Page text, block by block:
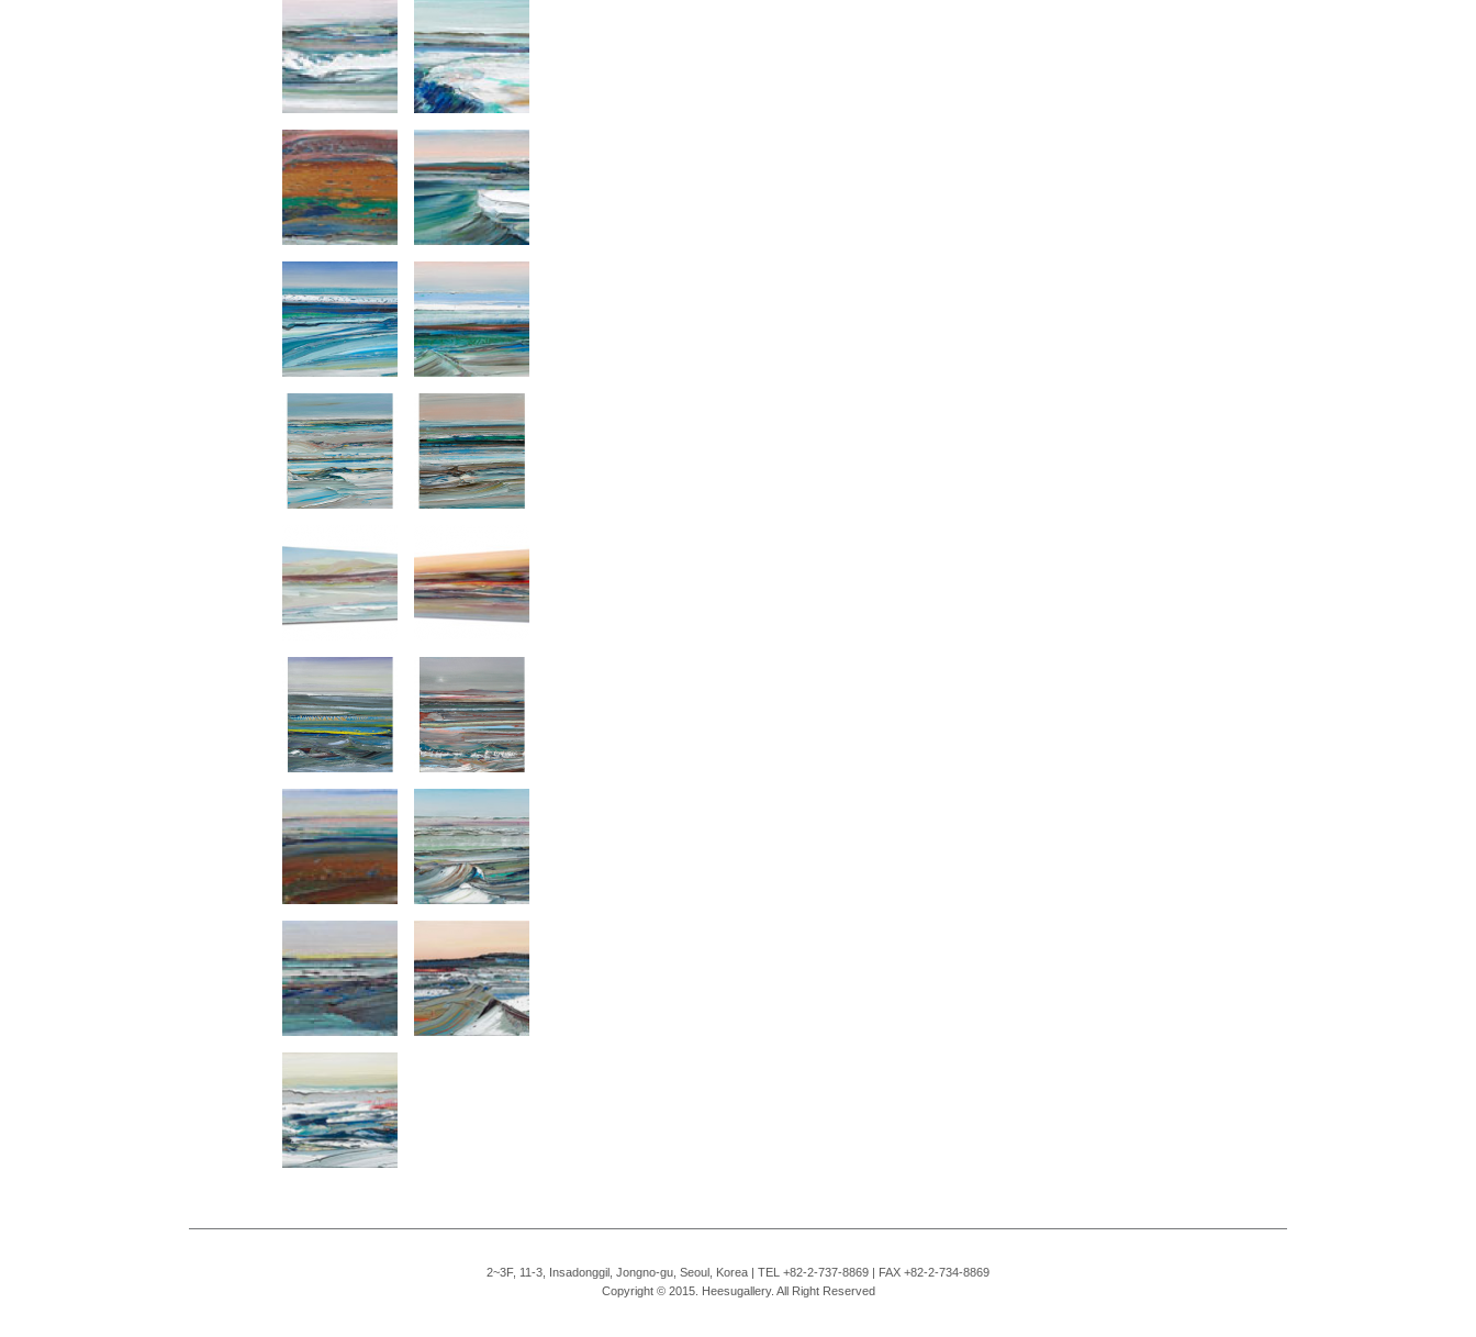
2~3F, 11-3, Insadonggil, Jongno-gu, Seoul, Korea | TEL +82-2-737-8869 | FAX +82-2-734-8869
Copyright © 2015. Heesugallery. All Right Reserved